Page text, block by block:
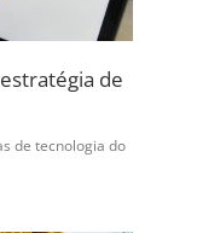
de
de tecnologia do